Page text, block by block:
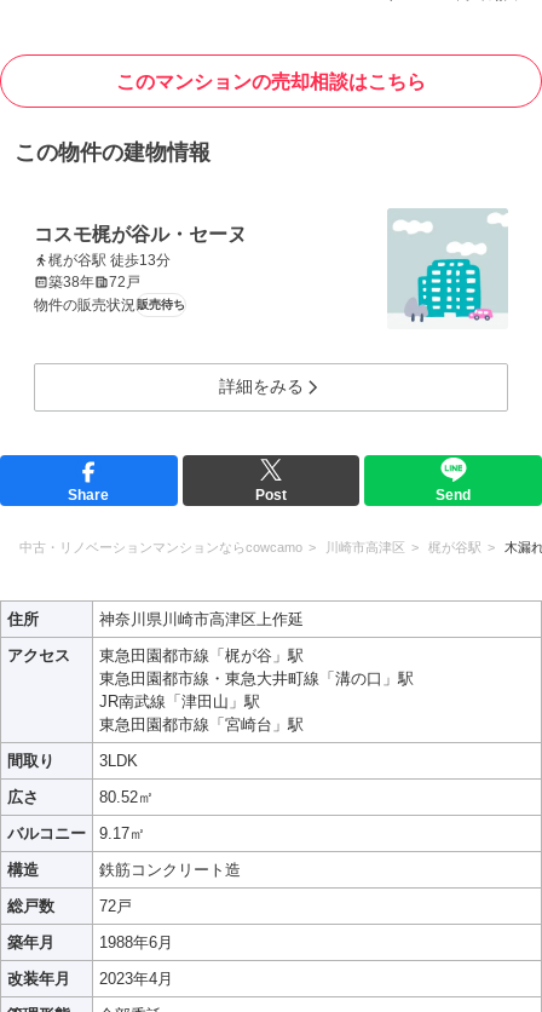
このマンションの売却相談はこちら
この物件の建物情報
コスモ梶が谷ル・セーヌ
梶が谷駅 徒歩13分
築38年
72戸
物件の販売状況 販売待ち
詳細をみる
Share Post Send
中古・リノベーションマンションならcowcamo 川崎市高津区 梶が谷駅 木漏
住所
神奈川県川崎市高津区上作延
アクセス
東急田園都市線「梶が谷」駅
東急田園都市線・東急大井町線「溝の口」駅
JR南武線「津田山」駅
東急田園都市線「宮崎台」駅
間取り
3LDK
広さ
80.52㎡
バルコニー
9.17㎡
構造
鉄筋コンクリート造
総戸数
72戸
築年月
1988年6月
改装年月
2023年4月